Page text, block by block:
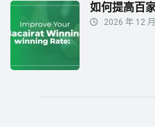
如何提高百
2026 年 12